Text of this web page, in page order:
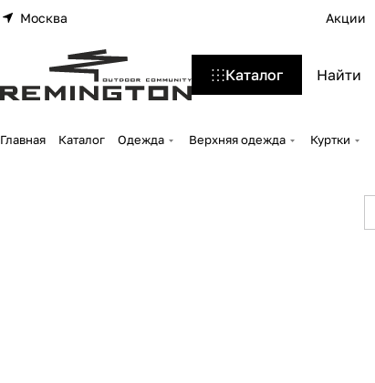
Москва Акции
Каталог
Главная Каталог Одежда Верхняя одежда Куртки